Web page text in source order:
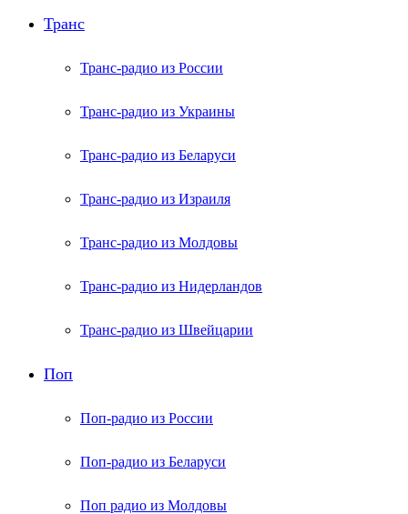
Транс
Транс-радио из России
Транс-радио из Украины
Транс-радио из Беларуси
Транс-радио из Израиля
Транс-радио из Молдовы
Транс-радио из Нидерландов
Транс-радио из Швейцарии
Поп
Поп-радио из России
Поп-радио из Беларуси
Поп радио из Молдовы